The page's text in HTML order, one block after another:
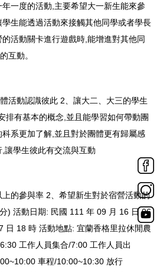
一度的活動,主要希望大一新生能來參
生能透過活動來接觸其他同學或者學長
活動關卡進行遊戲時,能增進對其他同
互動。
活動認識彼此 2、讓大二、大三的學生
排有基本的概念,並且能學習如何帶動團
系更加了解,並且對於團體更有歸屬感
讓學生彼此有交流與互動
的參與率 2、希望新生對於宿營活動的
) 活動日期: 民國 111 年 09 月 16 日 06
日 18 時 活動地點: 宜蘭香格里拉休閒農
工作人員集合/7:00 工作人員出
車程/10:00~10:30 放行